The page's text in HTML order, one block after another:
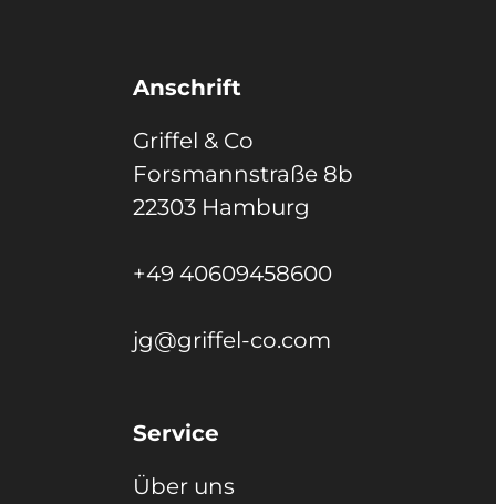
Anschrift
Griffel & Co
Forsmannstraße 8b
22303 Hamburg
+49 40609458600
jg@griffel-co.com
Service
Über uns